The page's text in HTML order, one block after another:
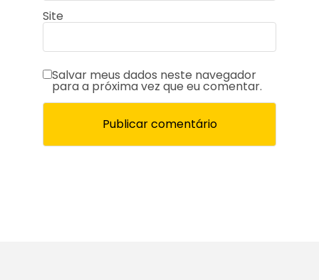
Site
Salvar meus dados neste navegador
para a próxima vez que eu comentar.